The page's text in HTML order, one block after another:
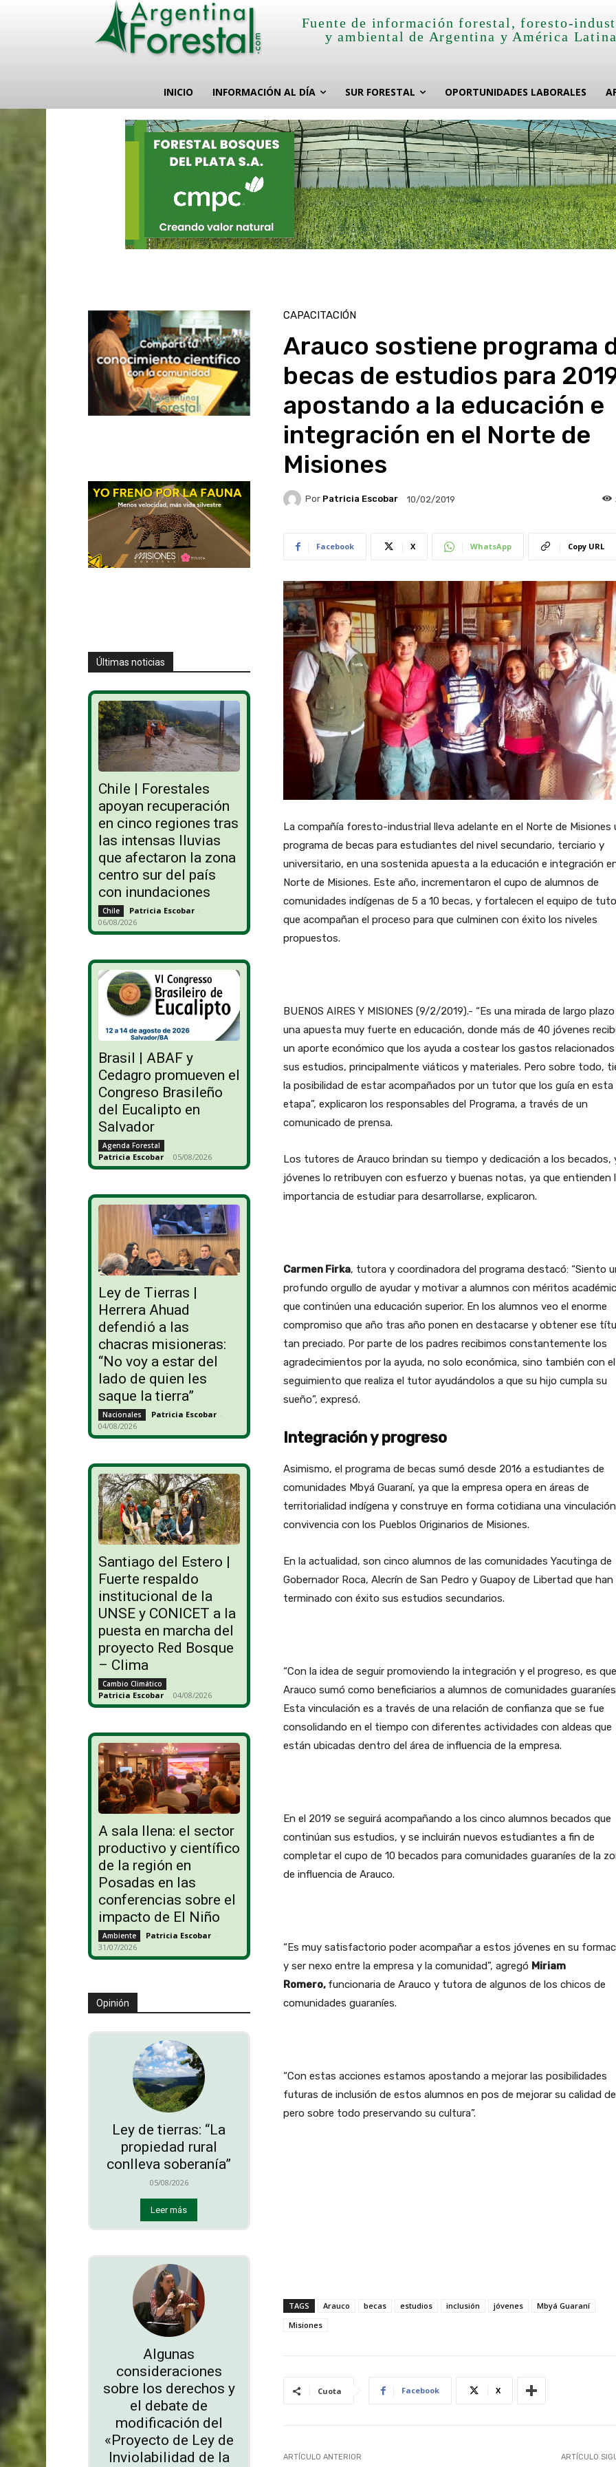
Fuente de información forestal, foresto-
y ambiental de Argentina y América
INICIO INFORMACIÓN AL DÍA SUR FORESTAL OPORTUNIDADES LABORALES
Últimas noticias
Chile | Forestales
apoyan recuperación
en cinco regiones tras
las intensas lluvias
que afectaron la zona
centro sur del país
con inundaciones
Chile Patricia Escobar -
06/08/2026
Brasil | ABAF y
Cedagro promueven el
Congreso Brasileño
del Eucalipto en
Salvador
Agenda Forestal
Patricia Escobar - 05/08/2026
Ley de Tierras |
Herrera Ahuad
defendió a las
chacras misioneras:
“No voy a estar del
lado de quien les
saque la tierra”
Nacionales Patricia Escobar -
04/08/2026
Santiago del Estero |
Fuerte respaldo
institucional de la
UNSE y CONICET a la
puesta en marcha del
proyecto Red Bosque
– Clima
Cambio Climático
Patricia Escobar - 04/08/2026
A sala llena: el sector
productivo y científico
de la región en
Posadas en las
conferencias sobre el
impacto de El Niño
Ambiente Patricia Escobar -
31/07/2026
Opinión
Ley de tierras: “La
propiedad rural
conlleva soberanía”
05/08/2026
Leer más
Algunas
consideraciones
sobre los derechos y
el debate de
modificación del
«Proyecto de Ley de
Inviolabilidad de la
CAPACITACIÓN
Arauco sostiene programa
becas de estudios para
apostando a la educación e
integración en el Norte de
Misiones
Por Patricia Escobar 10/02/2019
Facebook X WhatsApp Copy URL
La compañía foresto-industrial lleva adelante en el Norte de Misiones
programa de becas para estudiantes del nivel secundario, terciario y
universitario, en una sostenida apuesta a la educación e integración
Norte de Misiones. Este año, incrementaron el cupo de alumnos de
comunidades indígenas de 5 a 10 becas, y fortalecen el equipo de
que acompañan el proceso para que culminen con éxito los niveles
propuestos.
BUENOS AIRES Y MISIONES (9/2/2019).- “Es una mirada de largo
una apuesta muy fuerte en educación, donde más de 40 jóvenes
un aporte económico que los ayuda a costear los gastos
sus estudios, principalmente viáticos y materiales. Pero sobre todo,
la posibilidad de estar acompañados por un tutor que los guía en esta
etapa”, explicaron los responsables del Programa, a través de un
comunicado de prensa.
Los tutores de Arauco brindan su tiempo y dedicación a los becados,
jóvenes lo retribuyen con esfuerzo y buenas notas, ya que entienden
importancia de estudiar para desarrollarse, explicaron.
Carmen Firka, tutora y coordinadora del programa destacó: “Siento
profundo orgullo de ayudar y motivar a alumnos con méritos
que continúen una educación superior. En los alumnos veo el enorme
compromiso que año tras año ponen en destacarse y obtener ese
tan preciado. Por parte de los padres recibimos constantemente los
agradecimientos por la ayuda, no solo económica, sino también con el
seguimiento que realiza el tutor ayudándolos a que su hijo cumpla su
sueño”, expresó.
Integración y progreso
Asimismo, el programa de becas sumó desde 2016 a estudiantes de
comunidades Mbyá Guaraní, ya que la empresa opera en áreas de
territorialidad indígena y construye en forma cotidiana una
convivencia con los Pueblos Originarios de Misiones.
En la actualidad, son cinco alumnos de las comunidades Yacutinga de
Gobernador Roca, Alecrín de San Pedro y Guapoy de Libertad que han
terminado con éxito sus estudios secundarios.
“Con la idea de seguir promoviendo la integración y el progreso, es que
Arauco sumó como beneficiarios a alumnos de comunidades
Esta vinculación es a través de una relación de confianza que se fue
consolidando en el tiempo con diferentes actividades con aldeas que
están ubicadas dentro del área de influencia de la empresa.
En el 2019 se seguirá acompañando a los cinco alumnos becados que
continúan sus estudios, y se incluirán nuevos estudiantes a fin de
completar el cupo de 10 becados para comunidades guaraníes de la
de influencia de Arauco.
“Es muy satisfactorio poder acompañar a estos jóvenes en su
y ser nexo entre la empresa y la comunidad”, agregó Miriam
Romero, funcionaria de Arauco y tutora de algunos de los chicos de
comunidades guaraníes.
“Con estas acciones estamos apostando a mejorar las posibilidades
futuras de inclusión de estos alumnos en pos de mejorar su calidad
pero sobre todo preservando su cultura”.
TAGS Arauco becas estudios inclusión jóvenes
Mbyá Guaraní
Misiones
Cuota Facebook X
ARTÍCULO ANTERIOR ARTÍCULO